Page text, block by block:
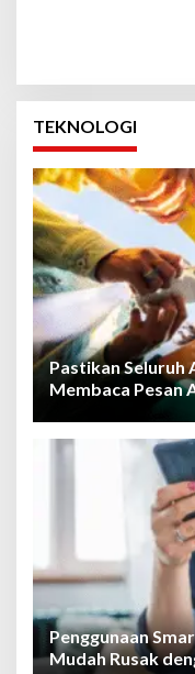
TEKNOLOGI
Pastikan Seluruh
Membaca Pesan
Penggunaan
Mudah Rusak